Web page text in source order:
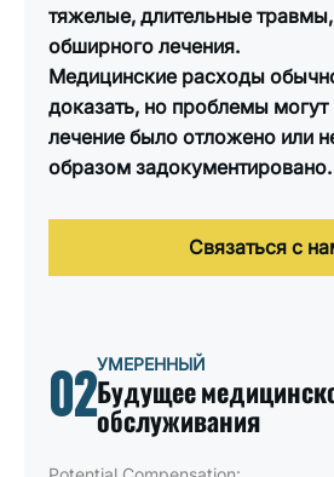
тяжелые, длительные
обширного лечения.
Медицинские расходы
доказать, но проблемы могут
лечение было отложено или
образом задокументировано.
Связаться с
02УМЕРЕННЫЙ
Будущее
обслуживания